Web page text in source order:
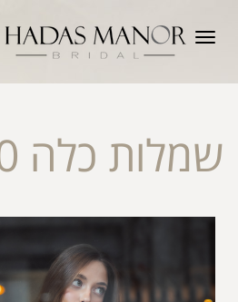
תפריט
שמלות כלה 2020